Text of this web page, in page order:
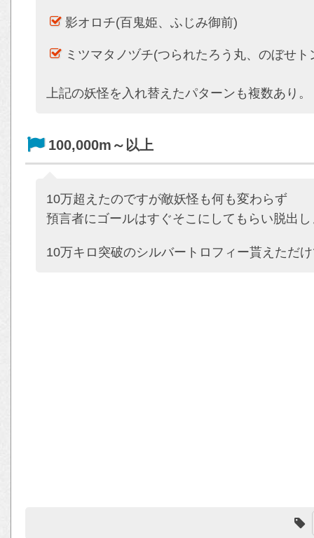
影オロチ(百鬼姫、ふじみ御前)
ミツマタノヅチ(つられたろう丸、のぼせト
上記の妖怪を入れ替えたパターンも複数あり。
100,000m～以上
10万超えたのですが敵妖怪も何も変わらず
預言者にゴールはすぐそこにしてもらい脱出
10万キロ突破のシルバートロフィー貰えただ